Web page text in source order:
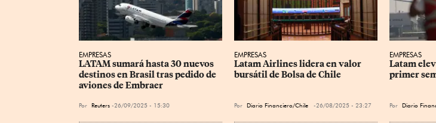
EMPRESAS
LATAM sumará hasta 30 nuevos
destinos en Brasil tras pedido de
aviones de Embraer
Por Reuters 26/09/2025 - 15:30
EMPRESAS
Latam Airlines lidera en valor
bursátil de Bolsa de Chile
Por Diario Financiero/Chile 26/08/2025 - 23:27
EMPRESAS
Latam
primer
Por Diario